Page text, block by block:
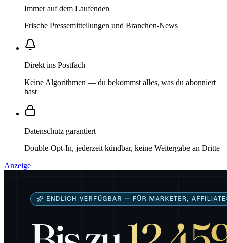
Immer auf dem Laufenden
Frische Pressemitteilungen und Branchen-News
Direkt ins Postfach
Keine Algorithmen — du bekommst alles, was du abonniert
hast
Datenschutz garantiert
Double-Opt-In, jederzeit kündbar, keine Weitergabe an Dritte
Anzeige